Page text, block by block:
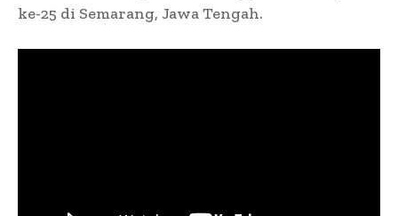
ke-25 di Semarang, Jawa Tengah.